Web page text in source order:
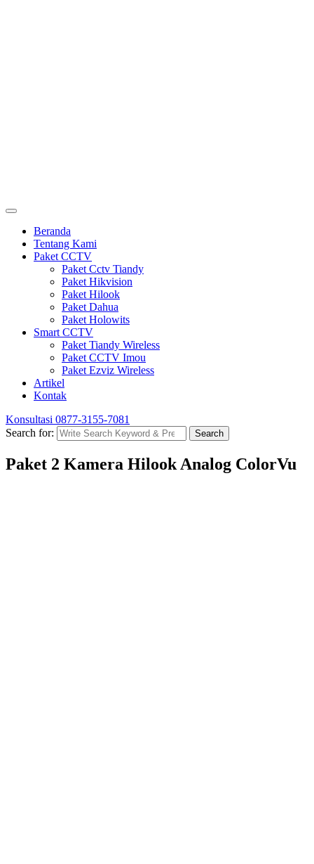
Beranda
Tentang Kami
Paket CCTV
Paket Cctv Tiandy
Paket Hikvision
Paket Hilook
Paket Dahua
Paket Holowits
Smart CCTV
Paket Tiandy Wireless
Paket CCTV Imou
Paket Ezviz Wireless
Artikel
Kontak
Konsultasi 0877-3155-7081
Search for:
Search
Paket 2 Kamera Hilook Analog ColorVu